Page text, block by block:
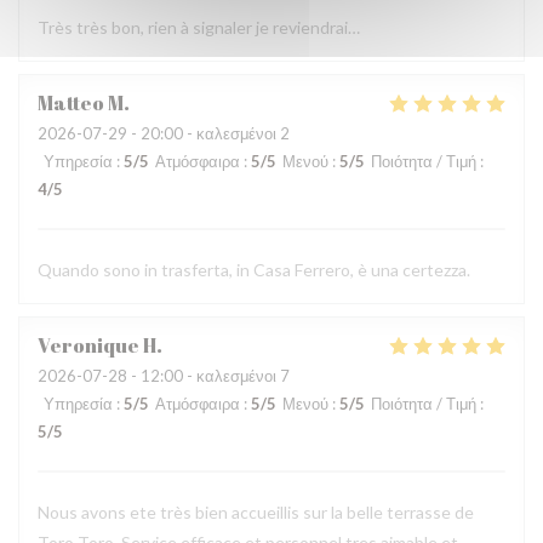
Très très bon, rien à signaler je reviendrai…
MatteoM
2026-07-29 - 20:00 - καλεσμένοι 2
Υπηρεσία : 5/5 Ατμόσφαιρα : 5/5 Μενού : 5/5 Ποιότητα / Τιμή :
4/5
Quando sono in trasferta, in Casa Ferrero, è una certezza.
VeroniqueH
2026-07-28 - 12:00 - καλεσμένοι 7
Υπηρεσία : 5/5 Ατμόσφαιρα : 5/5 Μενού : 5/5 Ποιότητα / Τιμή :
5/5
Nous avons ete très bien accueillis sur la belle terrasse de